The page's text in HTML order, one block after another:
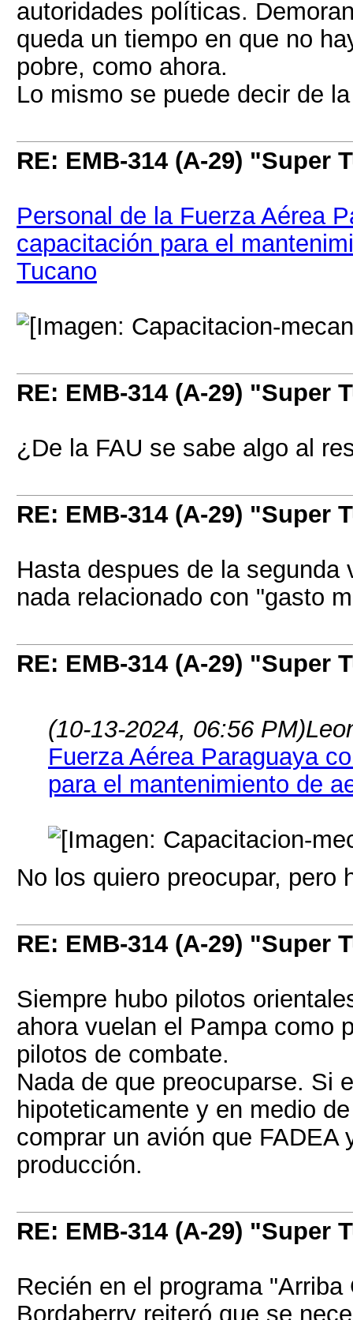
autoridades políticas.
queda un tiempo en que no
pobre, como ahora.
Lo mismo se puede decir de
RE: EMB-314 (A-29) "Super
Personal de la Fuerza Aérea
capacitación para el
Tucano
RE: EMB-314 (A-29) "Super
¿De la FAU se sabe algo al
RE: EMB-314 (A-29) "Super
Hasta despues de la
nada relacionado con "gasto
RE: EMB-314 (A-29) "Super
(10-13-2024, 06:56 PM)
Fuerza Aérea Paraguaya
para el mantenimiento de
No los quiero preocupar, pero
RE: EMB-314 (A-29) "Super
Siempre hubo pilotos
ahora vuelan el Pampa como
pilotos de combate.
Nada de que preocuparse. Si
hipoteticamente y en medio
comprar un avión que
producción.
RE: EMB-314 (A-29) "Super
Recién en el programa
Bordaberry reiteró que se